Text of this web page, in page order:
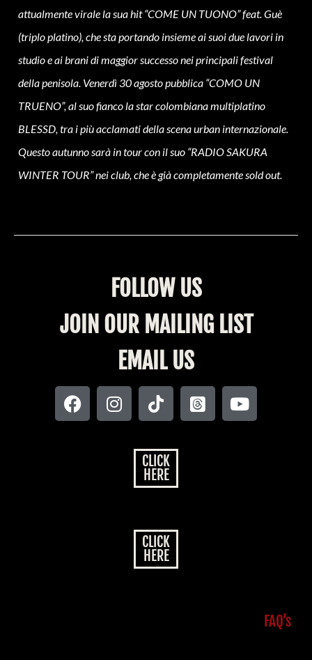
attualmente virale la sua hit “COME UN TUONO” feat. Guè
(triplo platino), che sta portando insieme ai suoi due lavori in
studio e ai brani di maggior successo nei principali festival
della penisola. Venerdì 30 agosto pubblica “COMO UN
TRUENO”, al suo fianco la star colombiana multiplatino
BLESSD, tra i più acclamati della scena urban internazionale.
Questo autunno sarà in tour con il suo “RADIO SAKURA
WINTER TOUR” nei club, che è già completamente sold out.
FOLLOW US
JOIN OUR MAILING LIST
EMAIL US
CLICK
HERE
CLICK
HERE
FAQ’s